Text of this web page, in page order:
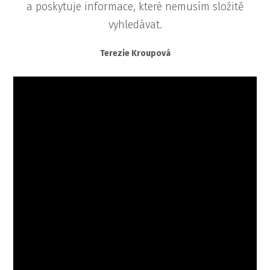
a poskytuje informace, které nemusím složitě
vyhledávat.
Terezie Kroupová